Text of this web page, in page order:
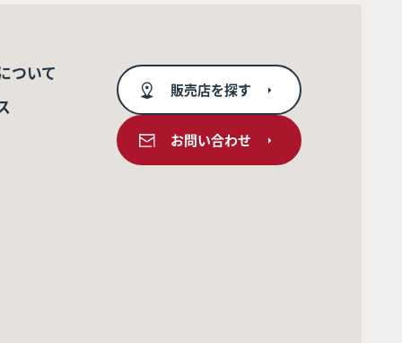
ついて
販売店を探す
お問い合わせ